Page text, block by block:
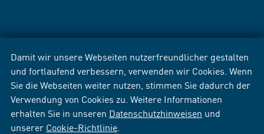
Damit wir unsere Webseiten nutzerfreundlicher gestalten
und fortlaufend verbessern, verwenden wir Cookies. Wenn
Sie die Webseiten weiter nutzen, stimmen Sie dadurch der
Verwendung von Cookies zu. Weitere Informationen
erhalten Sie in unseren Datenschutzhinweisen und
unserer Cookie-Richtlinie